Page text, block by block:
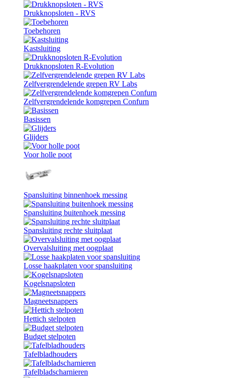
Drukknopsloten - RVS
Toebehoren
Kastsluiting
Drukknopsloten R-Evolution
Zelfvergrendelende grepen RV Labs
Zelfvergrendelende komgrepen Confurn
Basissen
Glijders
Voor holle poot
Spansluiting binnenhoek messing
Spansluiting buitenhoek messing
Spansluiting rechte sluitplaat
Overvalsluiting met oogplaat
Losse haakplaten voor spansluiting
Kogelsnapsloten
Magneetsnappers
Hettich stelpoten
Budget stelpoten
Tafelbladhouders
Tafelbladscharnieren